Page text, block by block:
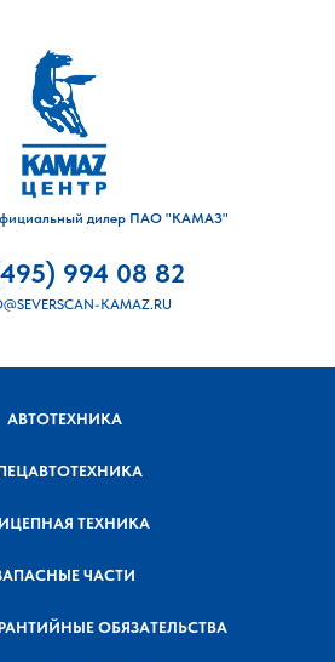
дилер ПАО "КАМАЗ"
994 08 82
KAMAZ.RU
АВТОТЕХНИКА
ТЕХНИКА
ЧАСТИ
ОБЯЗАТЕЛЬСТВА